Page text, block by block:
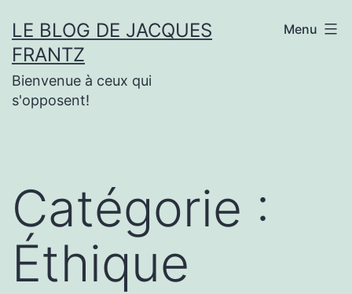
au
contenu
LE BLOG DE JACQUES
FRANTZ
Bienvenue à ceux qui
s'opposent!
Menu
Catégorie :
Éthique